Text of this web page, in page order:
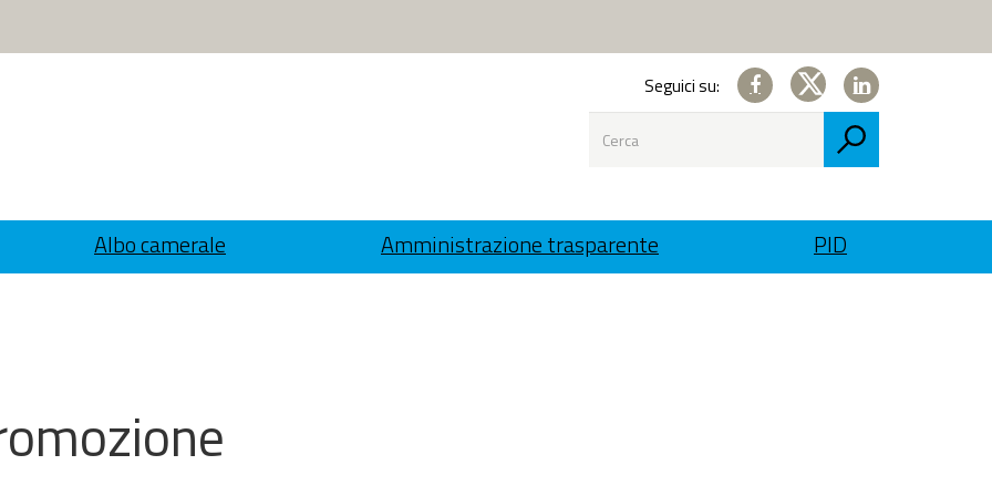
Seguici su:
Seguici
Seguici
suCerca
Albo camerale Amministrazione trasparente PID